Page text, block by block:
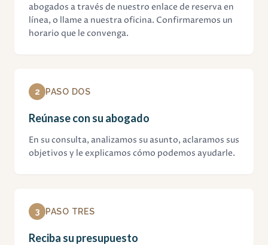
abogados a través de nuestro enlace de reserva en
línea, o llame a nuestra oficina. Confirmaremos un
horario que le convenga.
2 PASO DOS
Reúnase con su abogado
En su consulta, analizamos su asunto, aclaramos sus
objetivos y le explicamos cómo podemos ayudarle.
3 PASO TRES
Reciba su presupuesto